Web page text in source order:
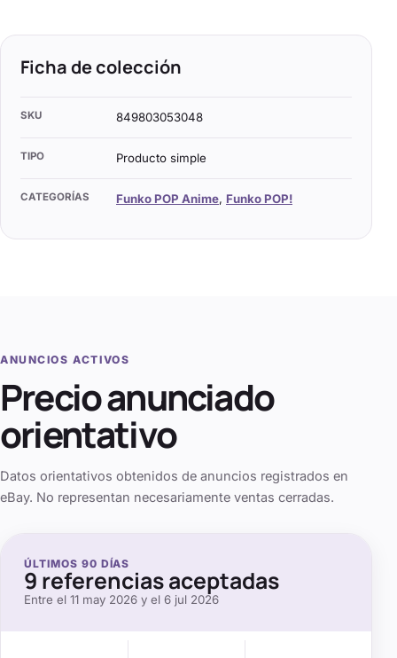
Ficha de colección
SKU 849803053048
TIPO Producto simple
CATEGORÍAS Funko POP Anime, Funko POP!
ANUNCIOS ACTIVOS
Precio anunciado
orientativo
Datos orientativos obtenidos de anuncios registrados en
eBay. No representan necesariamente ventas cerradas.
ÚLTIMOS 90 DÍAS
9 referencias aceptadas
Entre el 11 may 2026 y el 6 jul 2026